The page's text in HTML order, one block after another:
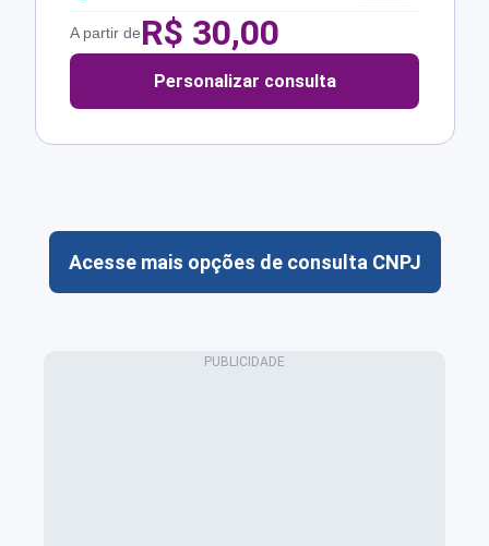
A partir deR$ 30,00
Personalizar consulta
Acesse mais opções de consulta CNPJ